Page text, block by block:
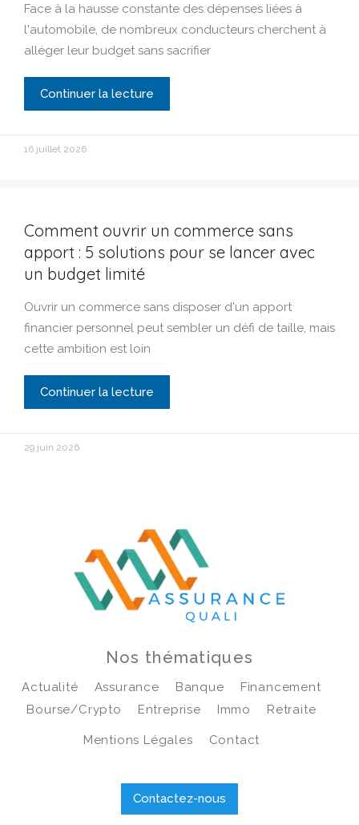
Face à la hausse constante des dépenses liées à
l'automobile, de nombreux conducteurs cherchent à
alléger leur budget sans sacrifier
Continuer la lecture
16 juillet 2026
Comment ouvrir un commerce sans
apport : 5 solutions pour se lancer avec
un budget limité
Ouvrir un commerce sans disposer d'un apport
financier personnel peut sembler un défi de taille, mais
cette ambition est loin
Continuer la lecture
29 juin 2026
Nos thématiques
Actualité Assurance Banque
Financement
Bourse/crypto
Entreprise Immo Retraite
Mentions Légales Contact
Contactez-nous